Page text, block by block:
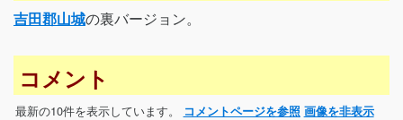
吉田郡山城の裏バージョン。
コメント
最新の10件を表示しています。 コメントページを参照 画像を非表示